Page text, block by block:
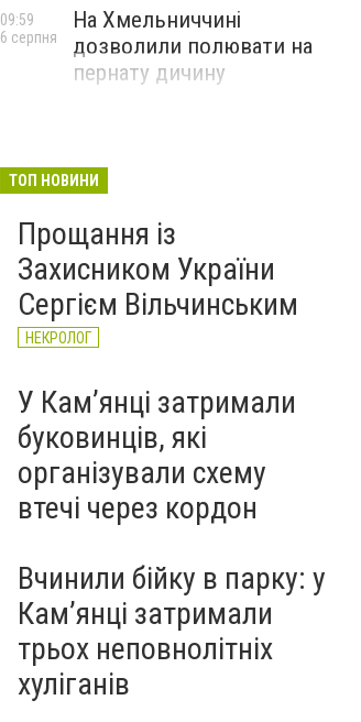
На Хмельниччині
дозволили полювати на
пернату дичину
09:59
6 серпня
ТОП НОВИНИ
Прощання із
Захисником України
Сергієм Вільчинським
НЕКРОЛОГ
У Кам’янці затримали
буковинців, які
організували схему
втечі через кордон
Вчинили бійку в парку: у
Кам’янці затримали
трьох неповнолітніх
хуліганів